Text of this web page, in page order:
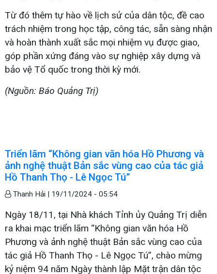
Từ đó thêm tự hào về lịch sử của dân tộc, đề cao
trách nhiệm trong học tập, công tác, sẵn sàng nhận
và hoàn thành xuất sắc mọi nhiệm vụ được giao,
góp phần xứng đáng vào sự nghiệp xây dựng và
bảo vệ Tổ quốc trong thời kỳ mới.
(Nguồn: Báo Quảng Trị)
Triển lãm “Không gian văn hóa Hồ Phương và
ảnh nghệ thuật Bản sắc vùng cao của tác giả
Hồ Thanh Thọ - Lê Ngọc Tú”
Thanh Hải | 19/11/2024 - 05:54
Ngày 18/11, tại Nhà khách Tỉnh ủy Quảng Trị diễn
ra khai mạc triển lãm “Không gian văn hóa Hồ
Phương và ảnh nghệ thuật Bản sắc vùng cao của
tác giả Hồ Thanh Thọ - Lê Ngọc Tú”, chào mừng
kỷ niệm 94 năm Ngày thành lập Mặt trận dân tộc